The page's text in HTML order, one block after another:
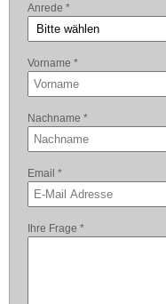
Anrede *
Vorname *
Nachname *
Email *
Ihre Frage *